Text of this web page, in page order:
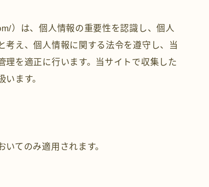
）は、個人情報の重要性を認識し、個人
え、個人情報に関する法令を遵守し、当
を適正に行います。当サイトで収集した
ます。
てのみ適用されます。